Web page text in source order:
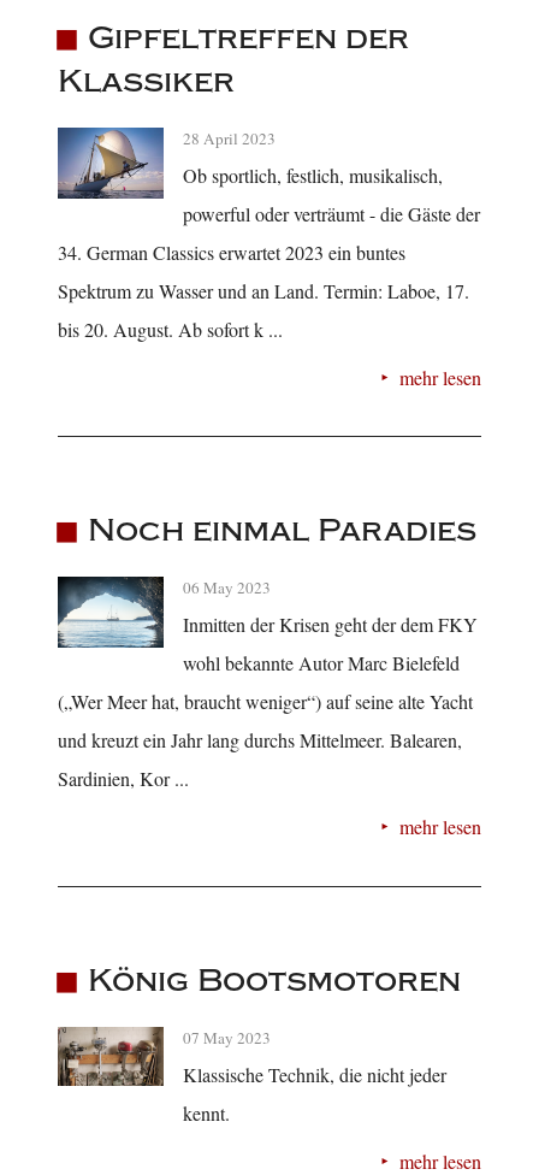
Gipfeltreffen der
Klassiker
28 April 2023
Ob sportlich, festlich, musikalisch,
powerful oder verträumt - die Gäste der
34. German Classics erwartet 2023 ein buntes
Spektrum zu Wasser und an Land. Termin: Laboe, 17.
bis 20. August. Ab sofort k ...
mehr lesen
Noch einmal Paradies
06 May 2023
Inmitten der Krisen geht der dem FKY
wohl bekannte Autor Marc Bielefeld
(„Wer Meer hat, braucht weniger“) auf seine alte Yacht
und kreuzt ein Jahr lang durchs Mittelmeer. Balearen,
Sardinien, Kor ...
mehr lesen
König Bootsmotoren
07 May 2023
Klassische Technik, die nicht jeder
kennt.
mehr lesen